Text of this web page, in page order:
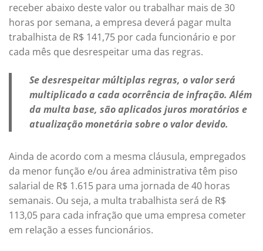
receber abaixo deste valor ou trabalhar mais de 30
horas por semana, a empresa deverá pagar multa
trabalhista de R$ 141,75 por cada funcionário e por
cada mês que desrespeitar uma das regras.
Se desrespeitar múltiplas regras, o valor será
multiplicado a cada ocorrência de infração. Além
da multa base, são aplicados juros moratórios e
atualização monetária sobre o valor devido.
Ainda de acordo com a mesma cláusula, empregados
da menor função e/ou área administrativa têm piso
salarial de R$ 1.615 para uma jornada de 40 horas
semanais. Ou seja, a multa trabalhista será de R$
113,05 para cada infração que uma empresa cometer
em relação a esses funcionários.